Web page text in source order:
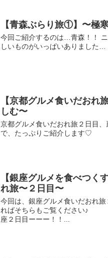
【青森ぶらり旅①】〜極
今回ご紹介するのは…青森！！
しいものがいっぱいありました…
【京都グルメ食いだおれ
しむ〜
京都グルメ食いだおれ旅２日目
で、たっぷりご紹介します♡
【銀座グルメを食べつく
れ旅〜２日目〜
今回は、銀座グルメ食いだおれ
ればそちらもご覧ください♪
座２日目ーーー！！...